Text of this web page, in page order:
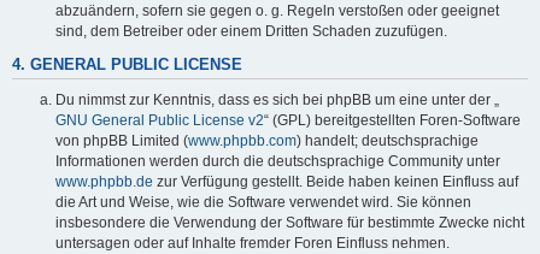
abzuändern, sofern sie gegen o. g. Regeln verstoßen oder geeignet
sind, dem Betreiber oder einem Dritten Schaden zuzufügen.
4. GENERAL PUBLIC LICENSE
Du nimmst zur Kenntnis, dass es sich bei phpBB um eine unter der „
GNU General Public License v2“ (GPL) bereitgestellten Foren-Software
von phpBB Limited (www.phpbb.com) handelt; deutschsprachige
Informationen werden durch die deutschsprachige Community unter
www.phpbb.de zur Verfügung gestellt. Beide haben keinen Einfluss auf
die Art und Weise, wie die Software verwendet wird. Sie können
insbesondere die Verwendung der Software für bestimmte Zwecke nicht
untersagen oder auf Inhalte fremder Foren Einfluss nehmen.